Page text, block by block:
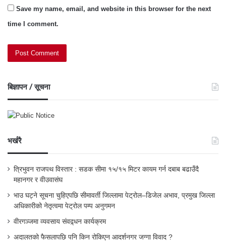
Save my name, email, and website in this browser for the next
time I comment.
बिज्ञापन / सूचना
भर्खरै
त्रिभुवन राजपथ विस्तार : सडक सीमा १५/१५ मिटर कायम गर्न दबाब बढाउँदै
महानगर र वीउवासंघ
भाउ घट्ने सूचना चुहिएपछि सीमावर्ती जिल्लामा पेट्रोल–डिजेल अभाव, प्रमुख जिल्ला
अधिकारीको नेतृत्वमा पेट्रोल पम्प अनुगमन
वीरगञ्जमा व्यवसाय संवद्र्धन कार्यक्रम
अदालतको फैसलापछि पनि किन रोकिएन आदर्शनगर जग्गा विवाद ?